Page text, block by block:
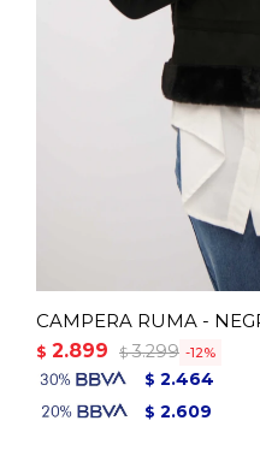
CAMPERA RUMA -
$ 2.899 $ 3.299 12
$ 2.464
$ 2.609